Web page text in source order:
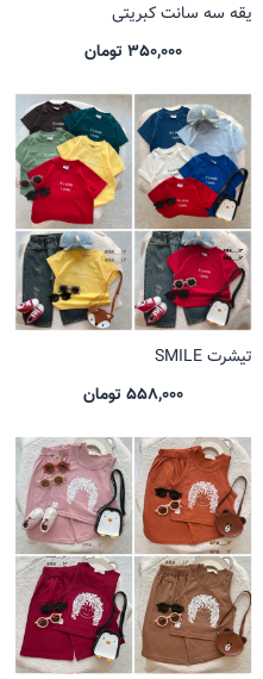
یقه سه سانت کبریتی
350,000 تومان
تیشرت SMILE
558,000 تومان